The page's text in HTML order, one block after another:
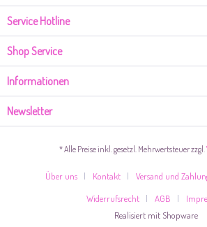
Service Hotline
Shop Service
Informationen
Newsletter
* Alle Preise inkl. gesetzl. Mehrwertsteuer zzgl.
Über uns Kontakt
Versand und
Widerrufsrecht
AGB
Realisiert mit Shopware